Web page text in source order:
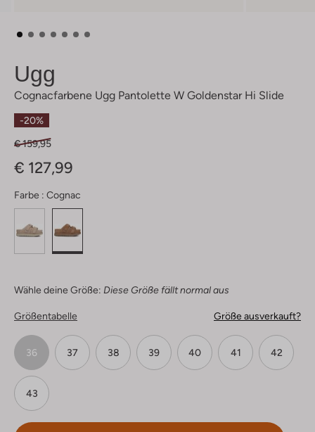
Ugg
Cognacfarbene Ugg Pantolette W Goldenstar Hi Slide
-20%
€ 159,95
€ 127,99
Farbe : Cognac
Wähle deine Größe: Diese Größe fällt normal aus
Größentabelle Größe ausverkauft?
36 37 38 39 40 41 42
43